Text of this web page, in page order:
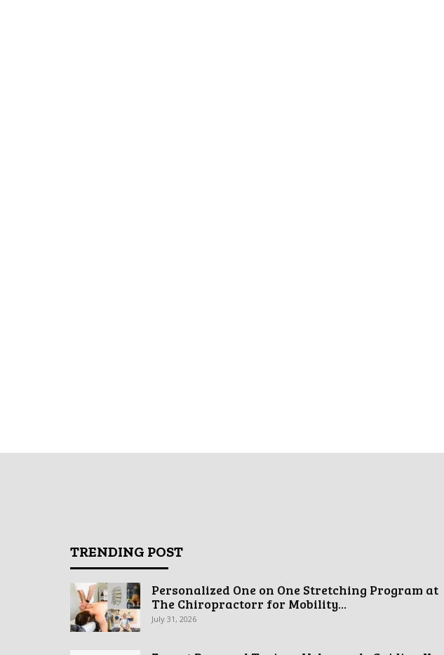
TRENDING POST
Personalized One on One Stretching Program at
The Chiropractorr for Mobility...
July 31, 2026